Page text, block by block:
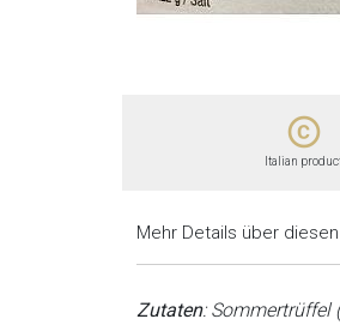
copyright
Italian
Mehr Details über
Zutaten: Sommertrüffel